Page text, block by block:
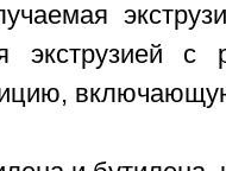
экструзией с